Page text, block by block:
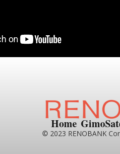
Home
© 2023 RENOBANK